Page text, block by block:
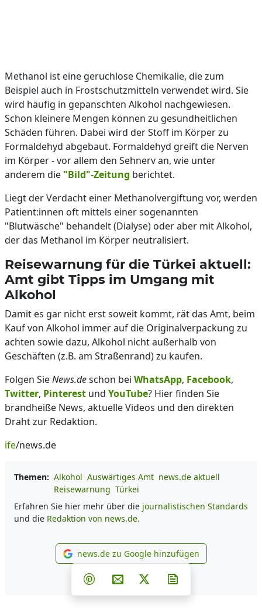
Methanol ist eine geruchlose Chemikalie, die zum
Beispiel auch in Frostschutzmitteln verwendet wird. Sie
wird häufig in gepanschten Alkohol nachgewiesen.
Schon kleinere Mengen können zu gesundheitlichen
Schäden führen. Dabei wird der Stoff im Körper zu
Formaldehyd abgebaut. Formaldehyd greift die Nerven
im Körper - vor allem den Sehnerv an, wie unter
anderem die "Bild"-Zeitung berichtet.
Liegt der Verdacht einer Methanolvergiftung vor, werden
Patient:innen oft mittels einer sogenannten
"Blutwäsche" behandelt (Dialyse) oder aber mit Alkohol,
der das Methanol im Körper neutralisiert.
Reisewarnung für die Türkei aktuell:
Amt gibt Tipps im Umgang mit
Alkohol
Damit es gar nicht erst soweit kommt, rät das Amt, beim
Kauf von Alkohol immer auf die Originalverpackung zu
achten sowie dazu, Alkohol nicht außerhalb von
Geschäften (z.B. am Straßenrand) zu kaufen.
Folgen SieNews.deschon bei WhatsApp, Facebook,
Twitter, Pinterest und YouTube? Hier finden Sie
brandheiße News, aktuelle Videos und den direkten
Draht zur Redaktion.
ife/news.de
Themen: Alkohol Auswärtiges Amt news.de aktuell
Reisewarnung Türkei
Erfahren Sie hier mehr über die journalistischen Standards
und die Redaktion von news.de.
news.de zu Google
news.de zu Google hinzufügen
Teilen auf Facebook
Teilen auf Whatsapp
Teilen auf Telegram
Teilen auf Pinterest
Per E-Mail teilen
Post auf X